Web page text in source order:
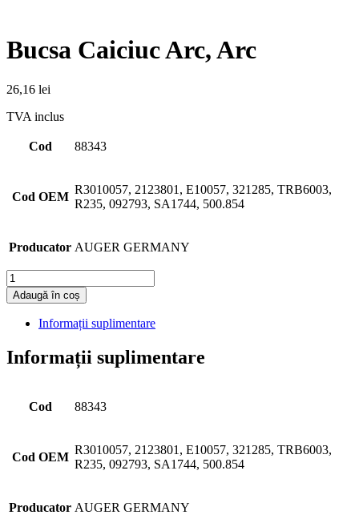
Bucsa Caiciuc Arc, Arc
26,16 lei
TVA inclus
Cod 88343
Cod OEM
R3010057, 2123801, E10057, 321285, TRB6003,
R235, 092793, SA1744, 500.854
Producator AUGER GERMANY
Cantitate
Adaugă în coș
Informații suplimentare
Informații suplimentare
Cod 88343
Cod OEM
R3010057, 2123801, E10057, 321285, TRB6003,
R235, 092793, SA1744, 500.854
Producator AUGER GERMANY